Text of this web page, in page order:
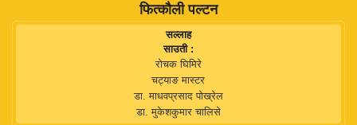
फित्कौली पल्टन
सल्लाह
साउती :
रोचक घिमिरे
चट्याङ मास्टर
डा. माधवप्रसाद पोख्रेल
डा. मुकेशकुमार चालिसे